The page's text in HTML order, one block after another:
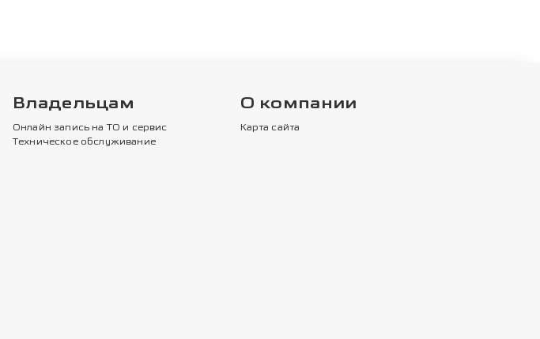
Владельцам
Онлайн запись на ТО и сервис
Техническое обслуживание
О компании
Карта сайта